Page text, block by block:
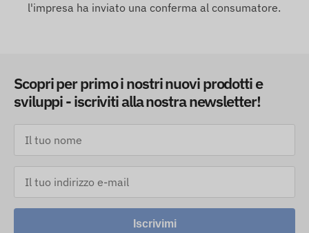
l'impresa ha inviato una conferma al consumatore.
Scopri per primo i nostri nuovi prodotti e
sviluppi - iscriviti alla nostra newsletter!
Iscrivimi